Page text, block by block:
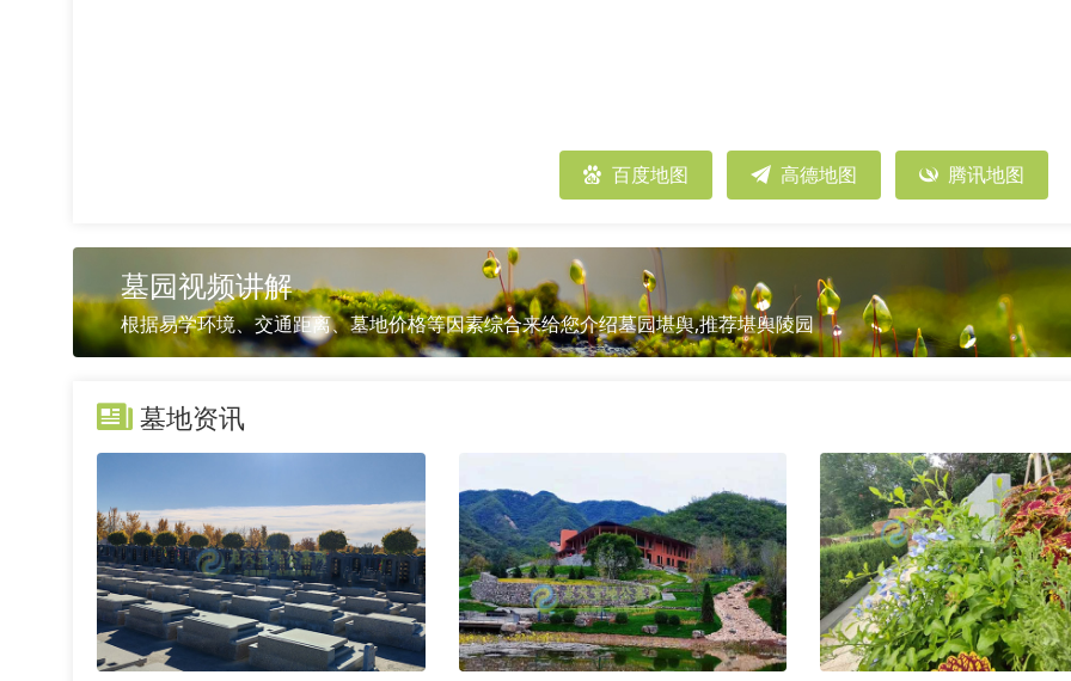
百度地图 高德地图 腾讯地图
墓园视频讲解
根据易学环境、交通距离、墓地价格等因素综合来给您介绍墓园堪舆,推荐堪舆陵园
墓地资讯